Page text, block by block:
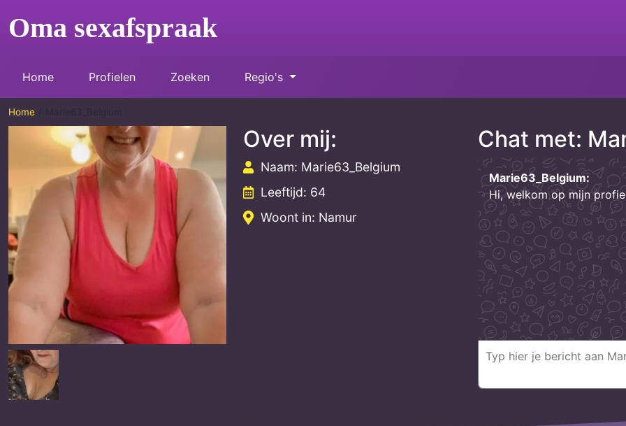
Oma sexafspraak
Home Profielen Zoeken Regio's
Home
Over mij:
Naam: Marie63_Belgium
Leeftijd: 64
Woont in: Namur
Chat met:
Marie63_Belgium:
Hi, welkom op mijn